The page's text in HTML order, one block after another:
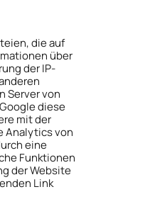
die auf
über
der IP-
Server von
diese
mit der
Analytics von
eine
Funktionen
der Website
Link